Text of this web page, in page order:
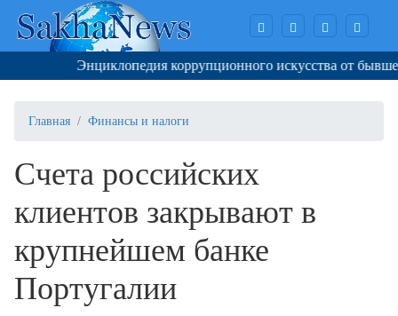
Энциклопедия коррупционного искусства от
Главная Финансы и налоги
Счета российских
клиентов закрывают в
крупнейшем банке
Португалии